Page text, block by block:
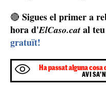
🔴 Sigues el primer a
hora d'ElCaso.cat al
gratuït!
Ha passat alguna cosa